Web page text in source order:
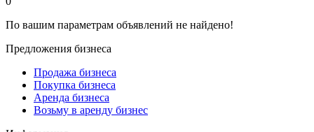
По вашим параметрам объявлений не найдено!
Предложения бизнеса
Продажа бизнеса
Покупка бизнеса
Аренда бизнеса
Возьму в аренду бизнес